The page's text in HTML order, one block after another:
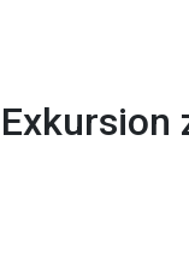
Exkursion